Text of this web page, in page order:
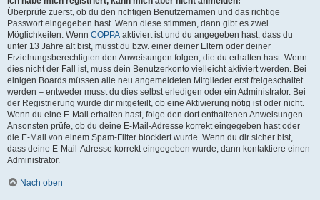
Überprüfe zuerst, ob du den richtigen Benutzernamen und das richtige
Passwort eingegeben hast. Wenn diese stimmen, dann gibt es zwei
Möglichkeiten. Wenn COPPA aktiviert ist und du angegeben hast, dass du
unter 13 Jahre alt bist, musst du bzw. einer deiner Eltern oder deiner
Erziehungsberechtigten den Anweisungen folgen, die du erhalten hast. Wenn
dies nicht der Fall ist, muss dein Benutzerkonto vielleicht aktiviert werden. Bei
einigen Boards müssen alle neu angemeldeten Mitglieder erst freigeschaltet
werden – entweder musst du dies selbst erledigen oder ein Administrator. Bei
der Registrierung wurde dir mitgeteilt, ob eine Aktivierung nötig ist oder nicht.
Wenn du eine E-Mail erhalten hast, folge den dort enthaltenen Anweisungen.
Ansonsten prüfe, ob du deine E-Mail-Adresse korrekt eingegeben hast oder
die E-Mail von einem Spam-Filter blockiert wurde. Wenn du dir sicher bist,
dass deine E-Mail-Adresse korrekt eingegeben wurde, dann kontaktiere einen
Administrator.
Nach oben